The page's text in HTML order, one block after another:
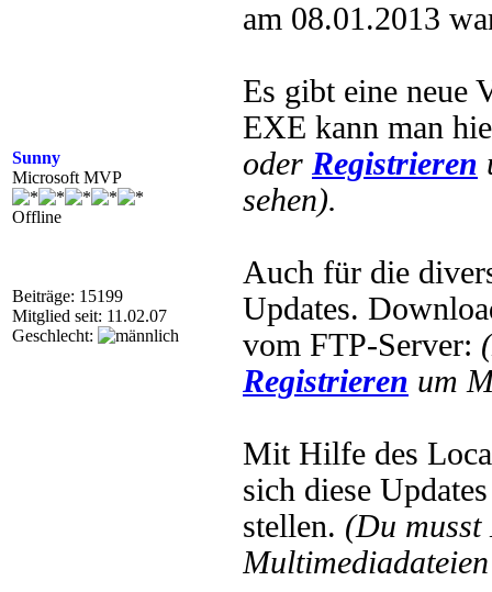
Sunny
Microsoft MVP
Offline
Beiträge: 15199
Mitglied seit: 11.02.07
Geschlecht:
am 08.01.2013
Es gibt eine neue
EXE kann man
oder Registrieren
sehen).
Auch für die
Updates.
vom FTP-Server:
Registrieren um
Mit Hilfe des
sich diese
stellen. (Du